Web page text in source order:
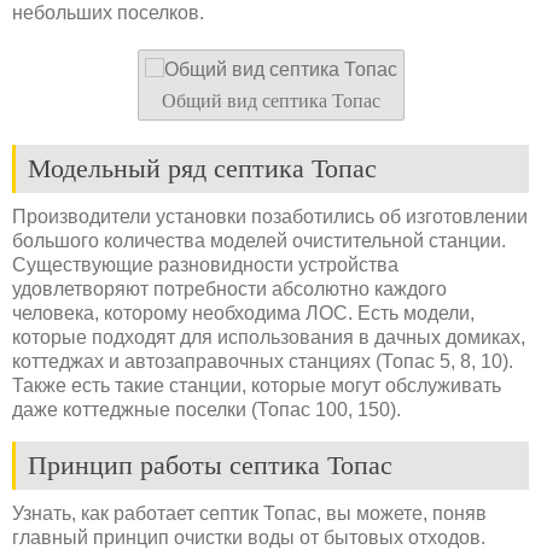
небольших поселков.
Общий вид септика Топас
Модельный ряд септика Топас
Производители установки позаботились об изготовлении
большого количества моделей очистительной станции.
Существующие разновидности устройства
удовлетворяют потребности абсолютно каждого
человека, которому необходима ЛОС. Есть модели,
которые подходят для использования в дачных домиках,
коттеджах и автозаправочных станциях (Топас 5, 8, 10).
Также есть такие станции, которые могут обслуживать
даже коттеджные поселки (Топас 100, 150).
Принцип работы септика Топас
Узнать, как работает септик Топас, вы можете, поняв
главный принцип очистки воды от бытовых отходов.